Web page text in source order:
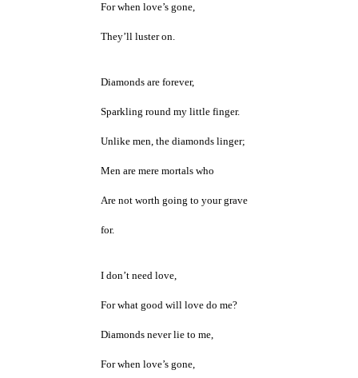
For when love’s gone,
They’ll luster on.
Diamonds are forever,
Sparkling round my little finger.
Unlike men, the diamonds linger;
Men are mere mortals who
Are not worth going to your grave
for.
I don’t need love,
For what good will love do me?
Diamonds never lie to me,
For when love’s gone,